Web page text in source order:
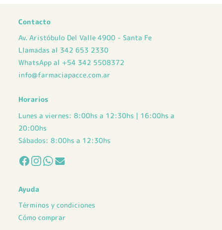
Contacto
Av. Aristóbulo Del Valle 4900 - Santa Fe
Llamadas al 342 653 2330
WhatsApp al +54 342 5508372
info@farmaciapacce.com.ar
Horarios
Lunes a viernes: 8:00hs a 12:30hs | 16:00hs a
20:00hs
Sábados: 8:00hs a 12:30hs
Ayuda
Términos y condiciones
Cómo comprar